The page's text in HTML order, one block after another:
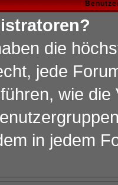
die
jede
wie
in jedem